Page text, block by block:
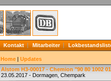
Kontakt Mitarbeiter
Home | Updates
Alstom H3-00017 - Chemion "90 80 1002
23.05.2017 - Dormagen, Chempark